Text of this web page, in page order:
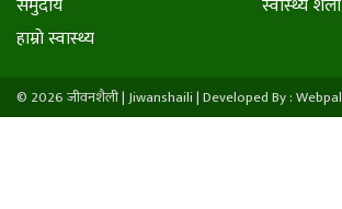
समुदाय
स्वास्थ्य शैली
हाम्राे स्वास्थ्य
© 2026 जीवनशैली | Jiwanshaili |Developed By : Webpal